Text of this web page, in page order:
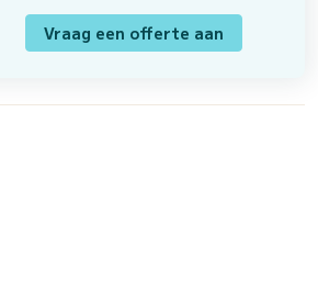
Vraag een offerte aan